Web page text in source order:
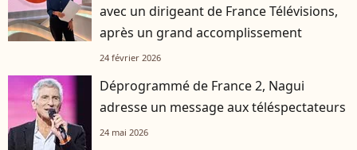
avec un dirigeant de France Télévisions,
après un grand accomplissement
24 février 2026
Déprogrammé de France 2, Nagui
adresse un message aux téléspectateurs
24 mai 2026